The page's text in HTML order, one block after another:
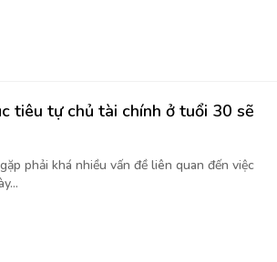
tiêu tự chủ tài chính ở tuổi 30 sẽ
phải khá nhiều vấn đề liên quan đến việc